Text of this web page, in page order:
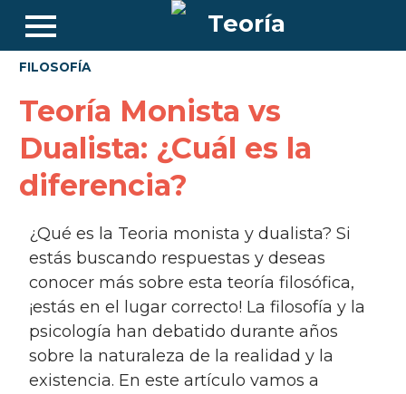
FILOSOFÍA
Teoría Monista vs
Dualista: ¿Cuál es la
diferencia?
¿Qué es la Teoria monista y dualista? Si
estás buscando respuestas y deseas
conocer más sobre esta teoría filosófica,
¡estás en el lugar correcto! La filosofía y la
psicología han debatido durante años
sobre la naturaleza de la realidad y la
existencia. En este artículo vamos a